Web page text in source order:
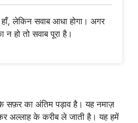
हाँ, लेकिन सवाब आधा होगा। अगर
हो तो सवाब पूरा है।
सफ़र का अंतिम पड़ाव है। यह नमाज़
अल्लाह के करीब ले जाती है। यह हमें